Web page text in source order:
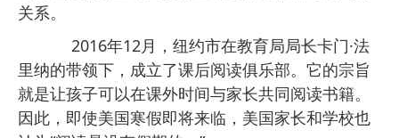
关系。
2016年12月，纽约市在教育局局长卡门·法
里纳的带领下，成立了课后阅读俱乐部。它的宗旨
就是让孩子可以在课外时间与家长共同阅读书籍。
因此，即使美国寒假即将来临，美国家长和学校也